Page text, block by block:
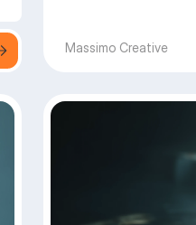
Massimo Creative